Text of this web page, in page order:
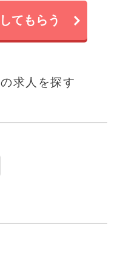
てもらう
求人を探す